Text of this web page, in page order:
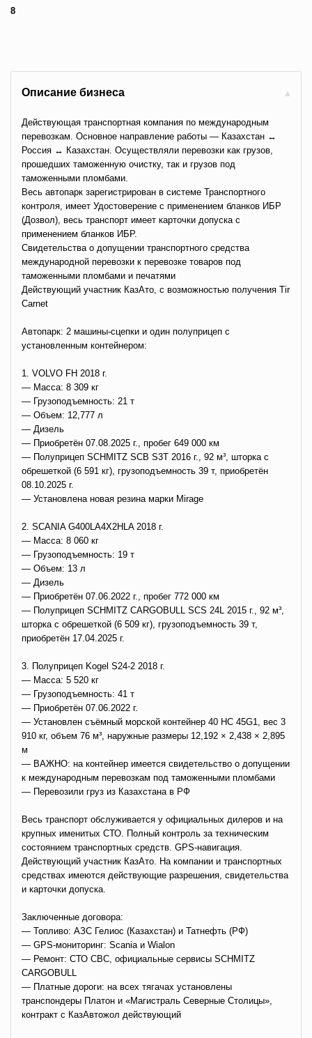
8
Описание бизнеса
Действующая транспортная компания по международным
перевозкам. Основное направление работы — Казахстан ↔
Россия ↔ Казахстан. Осуществляли перевозки как грузов,
прошедших таможенную очистку, так и грузов под
таможенными пломбами.
Весь автопарк зарегистрирован в системе Транспортного
контроля, имеет Удостоверение с применением бланков ИБР
(Дозвол), весь транспорт имеет карточки допуска с
применением бланков ИБР.
Свидетельства о допущении транспортного средства
международной перевозки к перевозке товаров под
таможенными пломбами и печатями
Действующий участник КазАто, с возможностью получения Tir
Carnet
Автопарк: 2 машины-сцепки и один полуприцеп с
установленным контейнером:
1. VOLVO FH 2018 г.
— Масса: 8 309 кг
— Грузоподъемность: 21 т
— Объем: 12,777 л
— Дизель
— Приобретён 07.08.2025 г., пробег 649 000 км
— Полуприцеп SCHMITZ SCB S3T 2016 г., 92 м³, шторка с
обрешеткой (6 591 кг), грузоподъемность 39 т, приобретён
08.10.2025 г.
— Установлена новая резина марки Mirage
2. SCANIA G400LA4X2HLA 2018 г.
— Масса: 8 060 кг
— Грузоподъемность: 19 т
— Объем: 13 л
— Дизель
— Приобретён 07.06.2022 г., пробег 772 000 км
— Полуприцеп SCHMITZ CARGOBULL SCS 24L 2015 г., 92 м³,
шторка с обрешеткой (6 509 кг), грузоподъемность 39 т,
приобретён 17.04.2025 г.
3. Полуприцеп Kogel S24-2 2018 г.
— Масса: 5 520 кг
— Грузоподъемность: 41 т
— Приобретён 07.06.2022 г.
— Установлен съёмный морской контейнер 40 HC 45G1, вес 3
910 кг, объем 76 м³, наружные размеры 12,192 × 2,438 × 2,895
м
— ВАЖНО: на контейнер имеется свидетельство о допущении
к международным перевозкам под таможенными пломбами
— Перевозили груз из Казахстана в РФ
Весь транспорт обслуживается у официальных дилеров и на
крупных именитых СТО. Полный контроль за техническим
состоянием транспортных средств. GPS-навигация.
Действующий участник КазАто. На компании и транспортных
средствах имеются действующие разрешения, свидетельства
и карточки допуска.
Заключенные договора:
— Топливо: АЗС Гелиос (Казахстан) и Татнефть (РФ)
— GPS-мониторинг: Scania и Wialon
— Ремонт: СТО СВС, официальные сервисы SCHMITZ
CARGOBULL
— Платные дороги: на всех тягачах установлены
транспондеры Платон и «Магистраль Северные Столицы»,
контракт с КазАвтожол действующий